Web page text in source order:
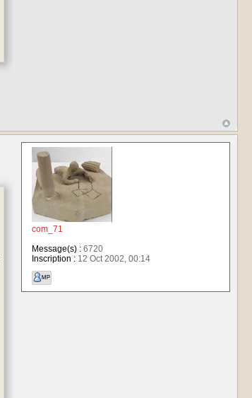
com_71
Message(s) :6720
Inscription :12 Oct 2002, 00:14